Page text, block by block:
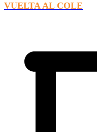
VUELTA AL COLE